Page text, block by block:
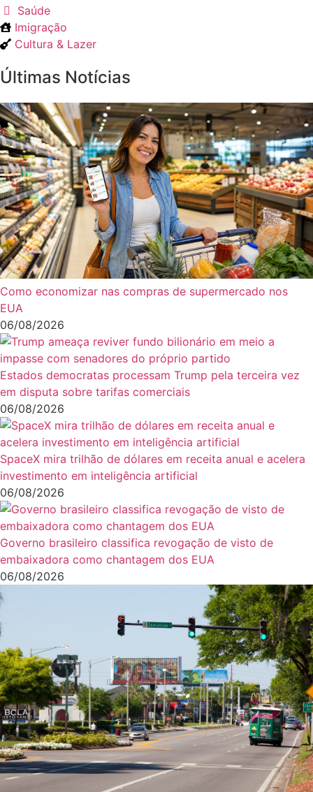
Saúde
Imigração
Cultura & Lazer
Últimas Notícias
Como economizar nas compras de supermercado nos
EUA
06/08/2026
Estados democratas processam Trump pela terceira vez
em disputa sobre tarifas comerciais
06/08/2026
SpaceX mira trilhão de dólares em receita anual e acelera
investimento em inteligência artificial
06/08/2026
Governo brasileiro classifica revogação de visto de
embaixadora como chantagem dos EUA
06/08/2026